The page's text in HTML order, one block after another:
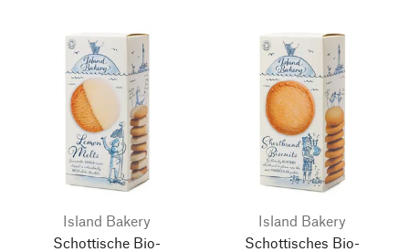
Island Bakery
Schottische Bio-
Island Bakery
Schottisches Bio-